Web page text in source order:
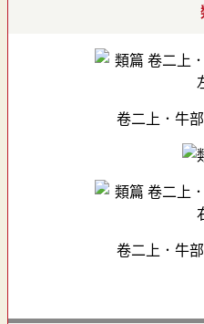
卷二上．牛
卷二上．牛